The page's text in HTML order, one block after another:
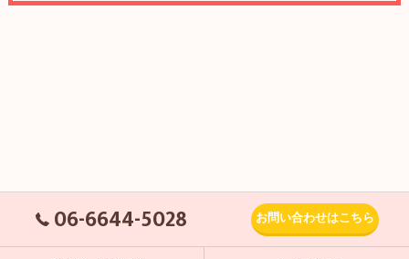
06-6644-5028 お問い合わせはこちら